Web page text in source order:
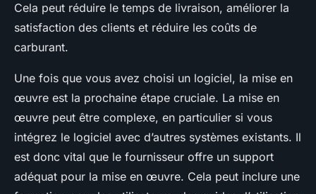
Cela peut réduire le temps de livraison, améliorer la
satisfaction des clients et réduire les coûts de
carburant.
Une fois que vous avez choisi un logiciel, la mise en
œuvre est la prochaine étape cruciale. La mise en
œuvre peut être complexe, en particulier si vous
intégrez le logiciel avec d’autres systèmes existants. Il
est donc vital que le fournisseur offre un support
adéquat pour la mise en œuvre. Cela peut inclure une